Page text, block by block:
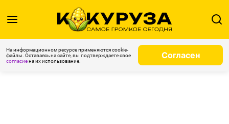
На информационном ресурсе применяются cookie-
файлы. Оставаясь на сайте, вы подтверждаете свое
согласиена их использование.
Согласен